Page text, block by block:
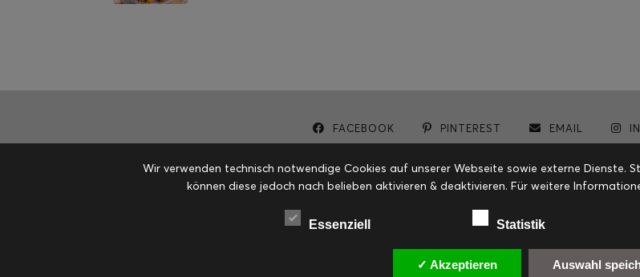
FACEBOOK PINTEREST EMAIL
Wir verwenden technisch notwendige Cookies auf unserer Webseite sowie externe Dienste.
können diese jedoch nach belieben aktivieren & deaktivieren. Für weitere
Essenziell Statistik
✓ Akzeptieren Auswahl